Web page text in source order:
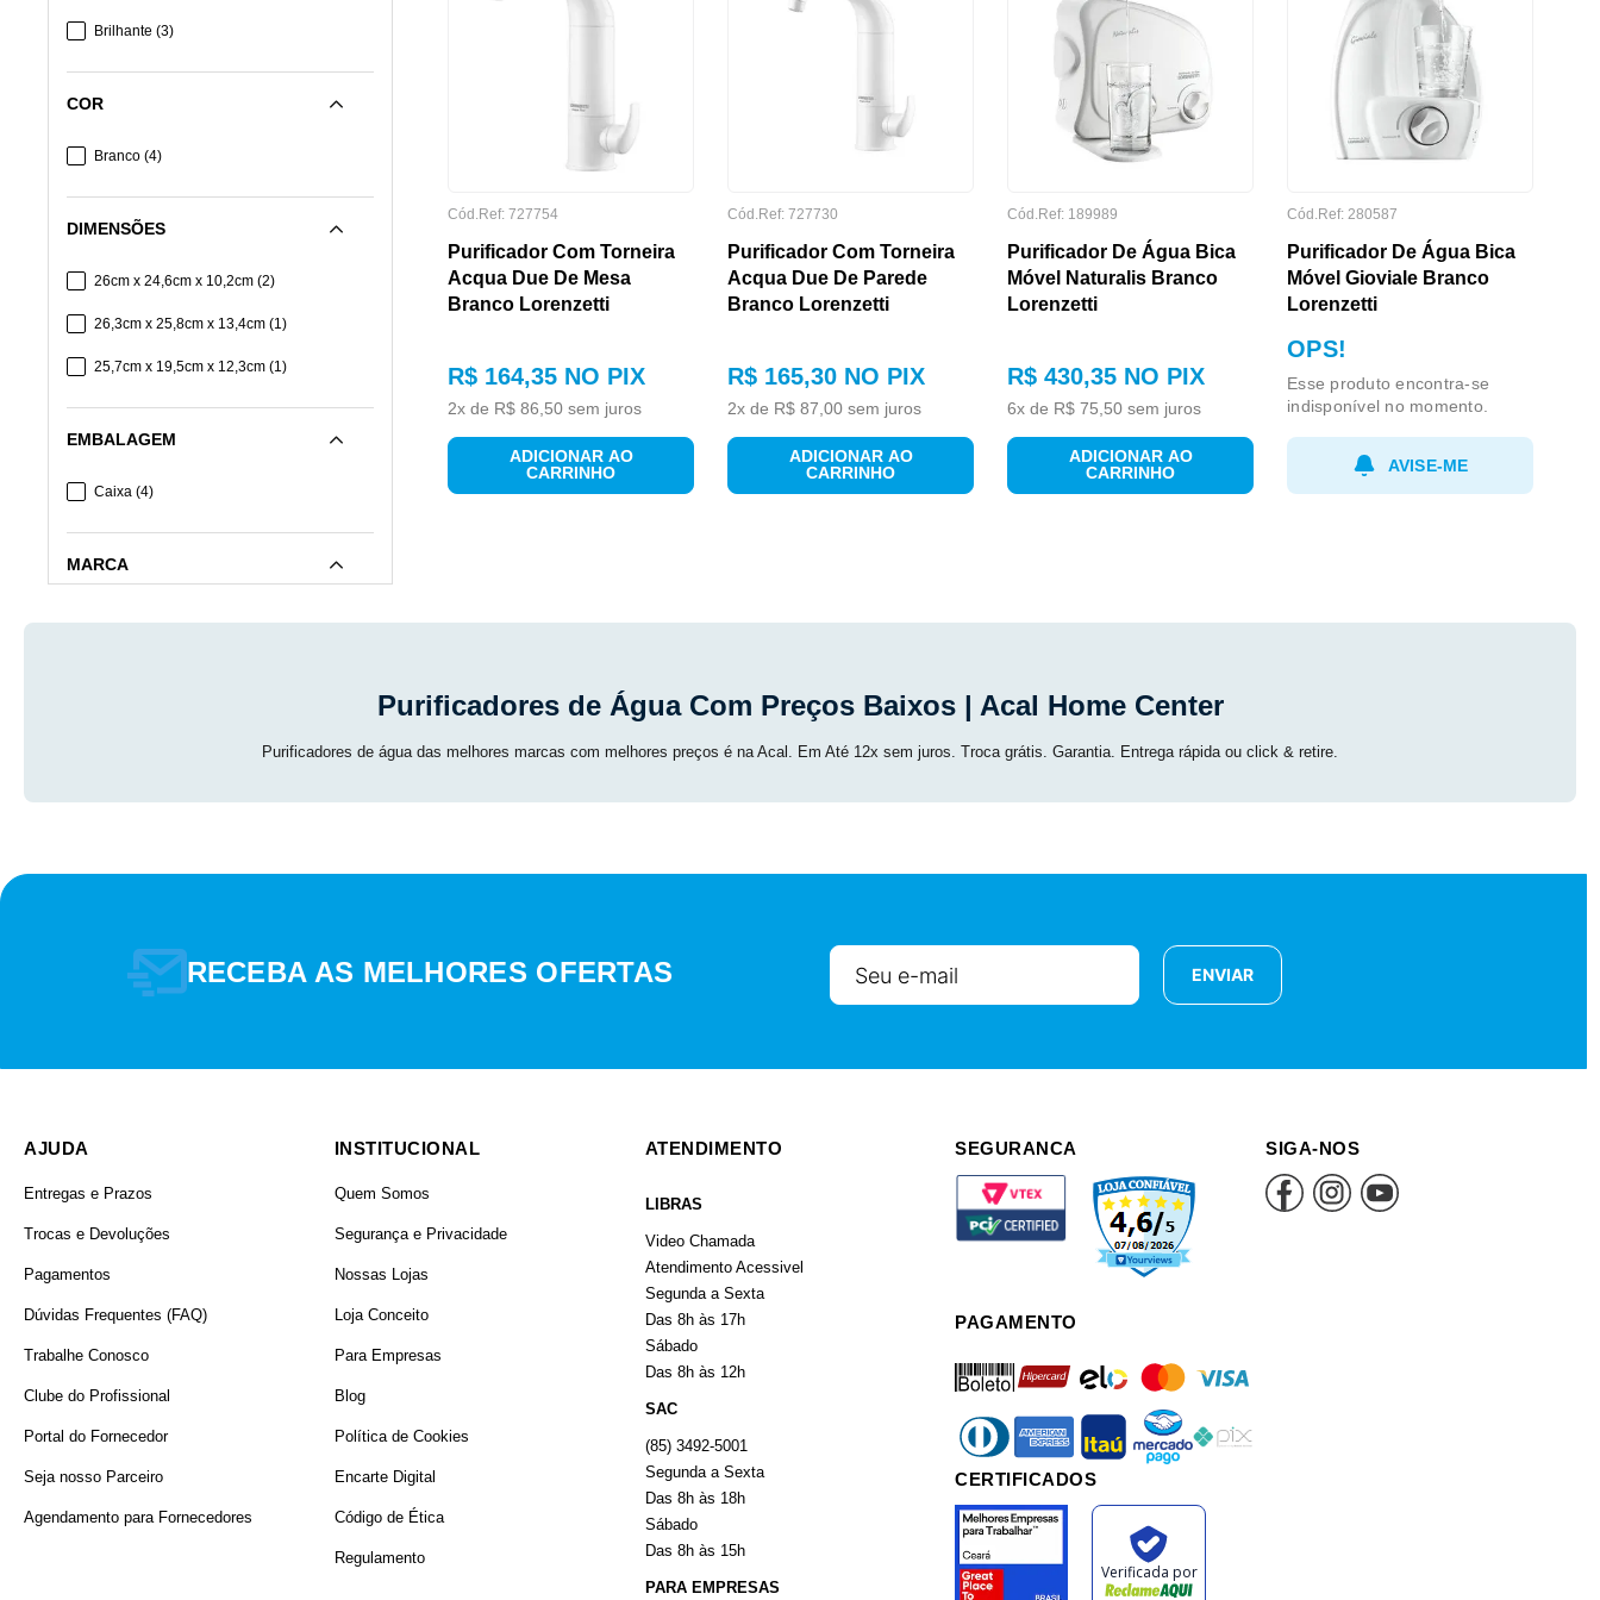
Brilhante (3)
COR
Branco (4)
DIMENSÕES
26cm x 24,6cm x 10,2cm (2)
26,3cm x 25,8cm x 13,4cm (1)
25,7cm x 19,5cm x 12,3cm (1)
EMBALAGEM
Caixa (4)
MARCA
VIDA ÚTIL DO REFIL
Cód.Ref: 727754
Purificador Com Torneira
Acqua Due De Mesa
Branco Lorenzetti
R$ 164,35 NO PIX
2x de R$ 86 50 sem juros
ADICIONAR AO
CARRINHO
Cód.Ref: 727730
Purificador Com Torneira
Acqua Due De Parede
Branco Lorenzetti
R$ 165,30 NO PIX
2x de R$ 87 00 sem juros
ADICIONAR AO
CARRINHO
Cód.Ref: 189989
Purificador De Água Bica
Móvel Naturalis Branco
Lorenzetti
R$ 430,35 NO PIX
6x de R$ 75 50 sem juros
ADICIONAR AO
CARRINHO
Cód.Ref: 280587
Purificador De Água Bica
Móvel Gioviale Branco
Lorenzetti
OPS!
Esse produto encontra-se
indisponível no momento.
AVISE-ME
Purificadores de Água Com Preços Baixos | Acal Home Center
Purificadores de água das melhores marcas com melhores preços é na Acal. Em Até 12x sem juros. Troca grátis. Garantia. Entrega rápida ou click & retire.
RECEBA AS MELHORES OFERTAS ENVIAR
AJUDA
Entregas e Prazos
Trocas e Devoluções
Pagamentos
Dúvidas Frequentes (FAQ)
Trabalhe Conosco
Clube do Profissional
Portal do Fornecedor
Seja nosso Parceiro
Agendamento para Fornecedores
INSTITUCIONAL
Quem Somos
Segurança e Privacidade
Nossas Lojas
Loja Conceito
Para Empresas
Blog
Política de Cookies
Encarte Digital
Código de Ética
Regulamento
ATENDIMENTO
LIBRAS
Video Chamada
Atendimento Acessivel
Segunda a Sexta
Das 8h às 17h
Sábado
Das 8h às 12h
SAC
(85) 3492-5001
Segunda a Sexta
Das 8h às 18h
Sábado
Das 8h às 15h
PARA EMPRESAS
SEGURANCA
PAGAMENTO
boleto mastercard
diners american itau mercadopago
CERTIFICADOS
SIGA-NOS